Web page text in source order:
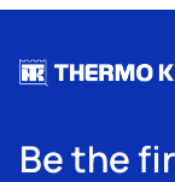
Be the